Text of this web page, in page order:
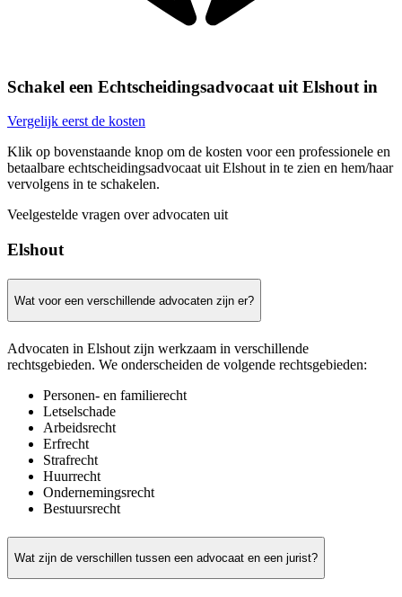
Schakel een Echtscheidingsadvocaat uit Elshout in
Vergelijk eerst de kosten
Klik op bovenstaande knop om de kosten voor een professionele en
betaalbare echtscheidingsadvocaat uit Elshout in te zien en hem/haar
vervolgens in te schakelen.
Veelgestelde vragen over advocaten uit
Elshout
Wat voor een verschillende advocaten zijn er?
Advocaten in Elshout zijn werkzaam in verschillende
rechtsgebieden. We onderscheiden de volgende rechtsgebieden:
Personen- en familierecht
Letselschade
Arbeidsrecht
Erfrecht
Strafrecht
Huurrecht
Ondernemingsrecht
Bestuursrecht
Wat zijn de verschillen tussen een advocaat en een jurist?